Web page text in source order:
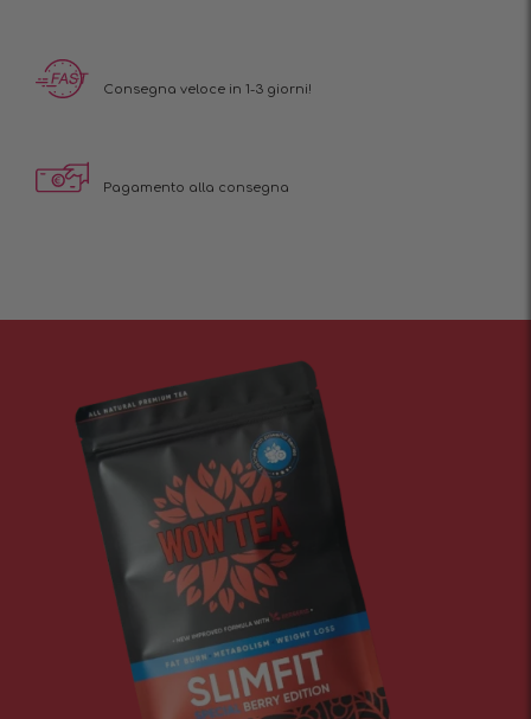
Consegna veloce in 1-3 giorni!
Pagamento alla consegna